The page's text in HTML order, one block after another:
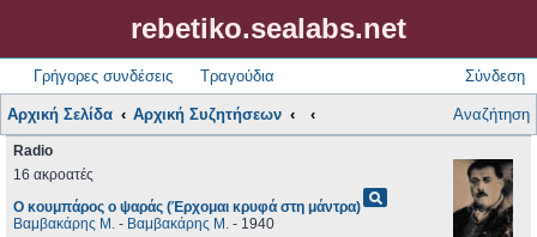
rebetiko.sealabs.net
Γρήγορες συνδέσεις Τραγούδια Σύνδεση
Αρχική Σελίδα Αρχική Συζητήσεων Αναζήτηση
Radio
16 ακροατές
Ο κουμπάρος ο ψαράς (Έρχομαι κρυφά στη μάντρα)pageview
Βαμβακάρης Μ. - Βαμβακάρης Μ. - 1940